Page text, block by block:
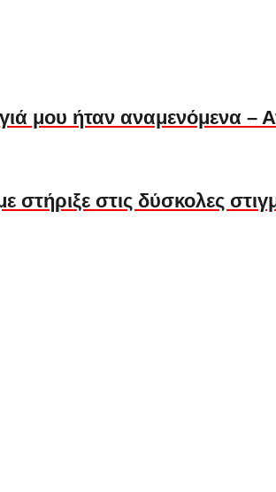
μου ήταν αναμενόμενα
στήριξε στις δύσκολες